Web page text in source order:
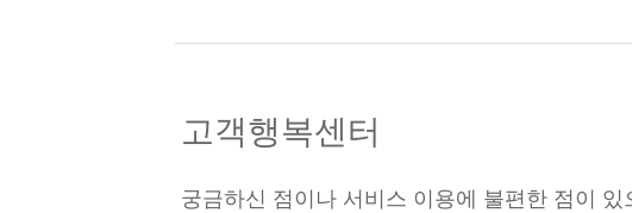
고객행복센터
궁금하신 점이나 서비스 이용에 불편한 점이 있